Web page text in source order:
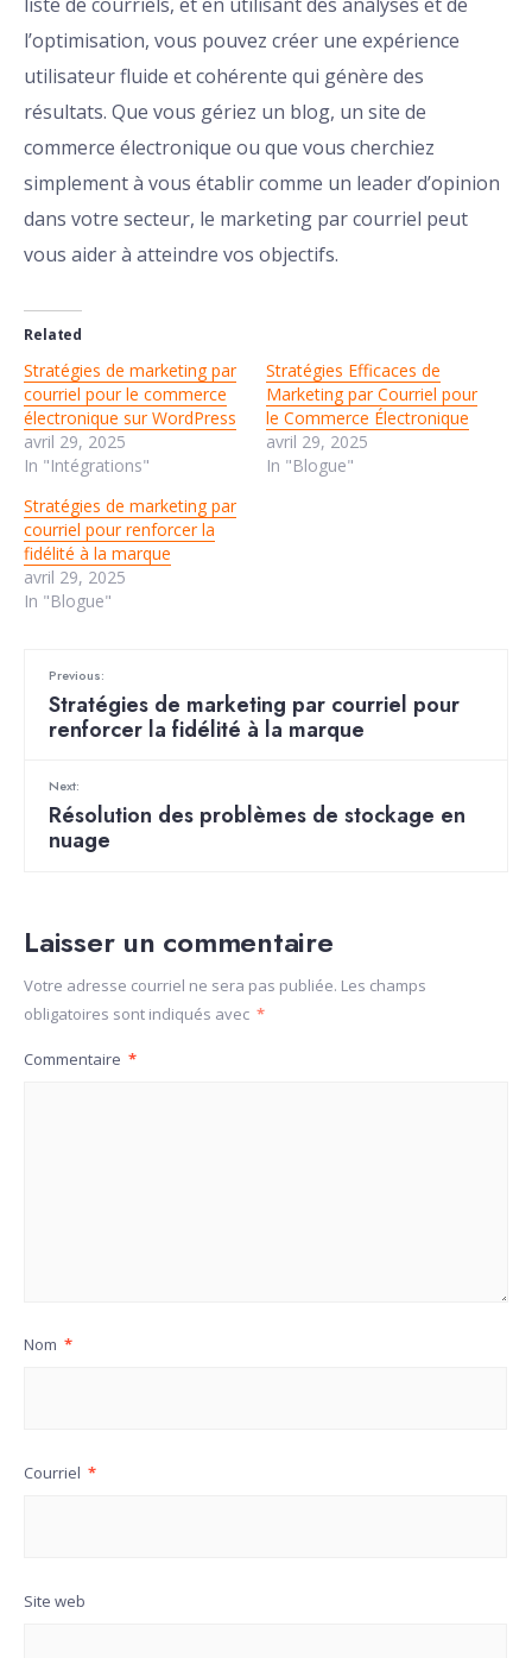
l’optimisation, vous pouvez créer une expérience
utilisateur fluide et cohérente qui génère des
résultats. Que vous gériez un blog, un site de
commerce électronique ou que vous cherchiez
simplement à vous établir comme un leader d’opinion
dans votre secteur, le marketing par courriel peut
vous aider à atteindre vos objectifs.
Related
Stratégies de marketing par
courriel pour le commerce
électronique sur WordPress
avril 29, 2025
In "Intégrations"
Stratégies Efficaces de
Marketing par Courriel pour
le Commerce Électronique
avril 29, 2025
In "Blogue"
Stratégies de marketing par
courriel pour renforcer la
fidélité à la marque
avril 29, 2025
In "Blogue"
Previous:
Stratégies de marketing par courriel pour
renforcer la fidélité à la marque
Next:
Résolution des problèmes de stockage en
nuage
Laisser un commentaire
Votre adresse courriel ne sera pas publiée. Les champs
obligatoires sont indiqués avec *
Commentaire *
Nom *
Courriel *
Site web